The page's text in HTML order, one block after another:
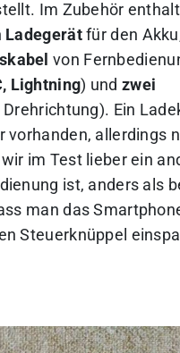
Im Zubehör
Ladegerätfür den
von
Lightning) undzwei
Drehrichtung). Ein
allerdings
im Test lieber ein
ist, anders als
man das
Steuerknüppel